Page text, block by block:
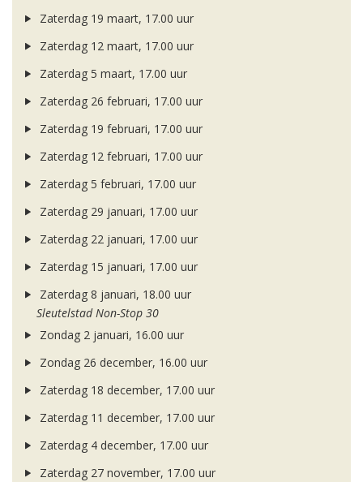
Zaterdag 19 maart, 17.00 uur
Zaterdag 12 maart, 17.00 uur
Zaterdag 5 maart, 17.00 uur
Zaterdag 26 februari, 17.00 uur
Zaterdag 19 februari, 17.00 uur
Zaterdag 12 februari, 17.00 uur
Zaterdag 5 februari, 17.00 uur
Zaterdag 29 januari, 17.00 uur
Zaterdag 22 januari, 17.00 uur
Zaterdag 15 januari, 17.00 uur
Zaterdag 8 januari, 18.00 uur
Sleutelstad Non-Stop 30
Zondag 2 januari, 16.00 uur
Zondag 26 december, 16.00 uur
Zaterdag 18 december, 17.00 uur
Zaterdag 11 december, 17.00 uur
Zaterdag 4 december, 17.00 uur
Zaterdag 27 november, 17.00 uur